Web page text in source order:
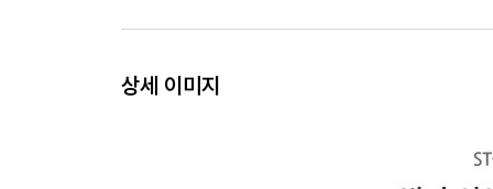
상세 이미지